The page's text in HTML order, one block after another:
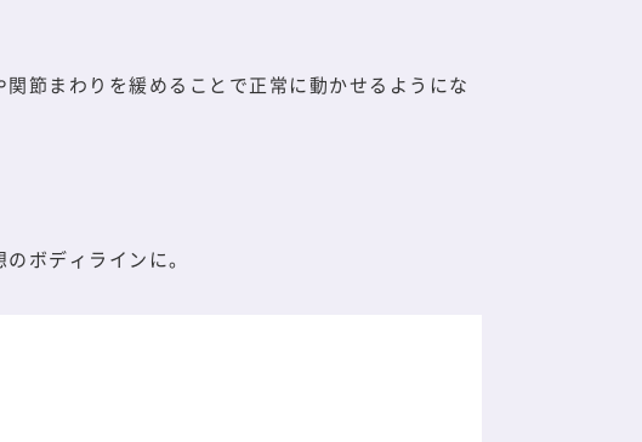
節まわりを緩めることで正常に動かせるようにな
ボディラインに。